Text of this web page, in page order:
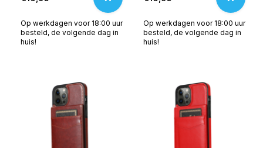
Op werkdagen voor 18:00 uur
besteld, de volgende dag in
huis!
Op werkdagen voor 18:00 uur
besteld, de volgende dag in
huis!